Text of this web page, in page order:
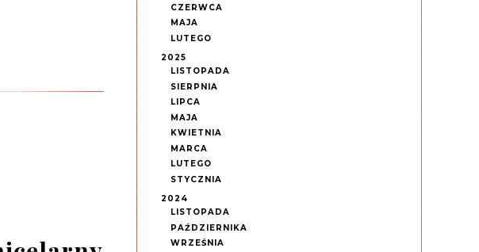
CZERWCA
MAJA
LUTEGO
2025
LISTOPADA
SIERPNIA
LIPCA
MAJA
KWIETNIA
MARCA
LUTEGO
STYCZNIA
2024
LISTOPADA
PAŹDZIERNIKA
WRZEŚNIA